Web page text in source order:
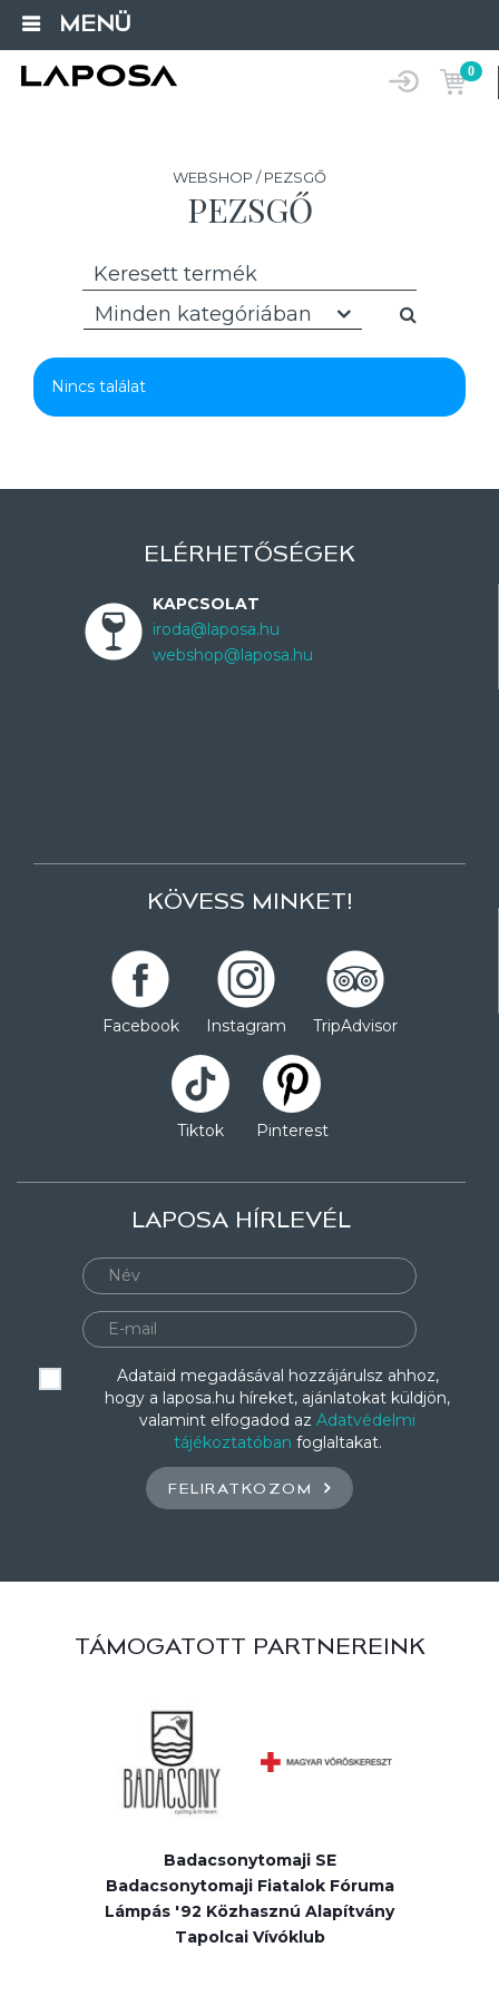
MENÜ
0
WEBSHOP / PEZSGŐ
PEZSGŐ
Minden kategóriában
Nincs találat
ELÉRHETŐSÉGEK
KAPCSOLAT
iroda@laposa.hu
webshop@laposa.hu
KÖVESS MINKET!
Facebook Instagram TripAdvisor
Tiktok Pinterest
LAPOSA HÍRLEVÉL
Adataid megadásával hozzájárulsz ahhoz,
hogy a laposa.hu híreket, ajánlatokat küldjön,
valamint elfogadod az Adatvédelmi
tájékoztatóban foglaltakat.
FELIRATKOZOM
TÁMOGATOTT PARTNEREINK
Badacsonytomaji SE
Badacsonytomaji Fiatalok Fóruma
Lámpás '92 Közhasznú Alapítvány
Tapolcai Vívóklub